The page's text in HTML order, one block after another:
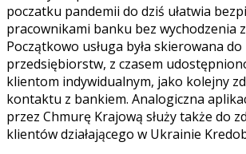
poczatku pandemii do dziś ułatwia
pracownikami banku bez wychodzenia
Początkowo usługa była skierowana do
przedsiębiorstw, z czasem
klientom indywidualnym, jako kolejny
kontaktu z bankiem. Analogiczna
przez Chmurę Krajową służy także do
klientów działającego w Ukrainie